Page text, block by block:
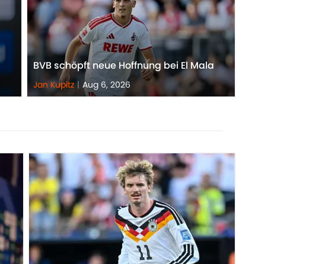
BVB schöpft neue Hoffnung bei El Mala
Jan Kupitz | Aug 6, 2026